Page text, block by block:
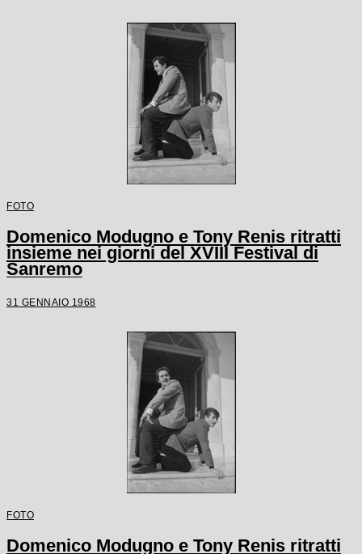
FOTO
Domenico Modugno e Tony Renis ritratti
insieme nei giorni del XVIII Festival di
Sanremo
31 GENNAIO 1968
FOTO
Domenico Modugno e Tony Renis ritratti